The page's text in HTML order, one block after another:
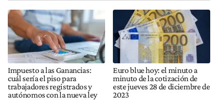
Impuesto a las Ganancias:
cuál sería el piso para
trabajadores registrados y
autónomos con la nueva ley
Euro blue hoy: el minuto a
minuto de la cotización de
este jueves 28 de diciembre de
2023